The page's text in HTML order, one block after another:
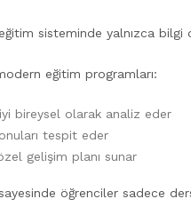
sisteminde yalnızca
eğitim programları:
bireysel olarak analiz eder
tespit eder
gelişim planı sunar
öğrenciler sadece